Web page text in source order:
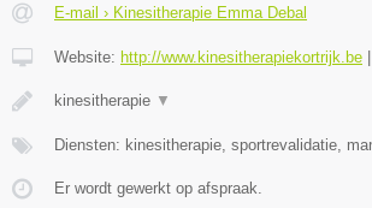
E-mail › Kinesitherapie Emma Debal
Website: http://www.kinesitherapiekortrijk.be
kinesitherapie ▼
Diensten: kinesitherapie, sportrevalidatie,
Er wordt gewerkt op afspraak.